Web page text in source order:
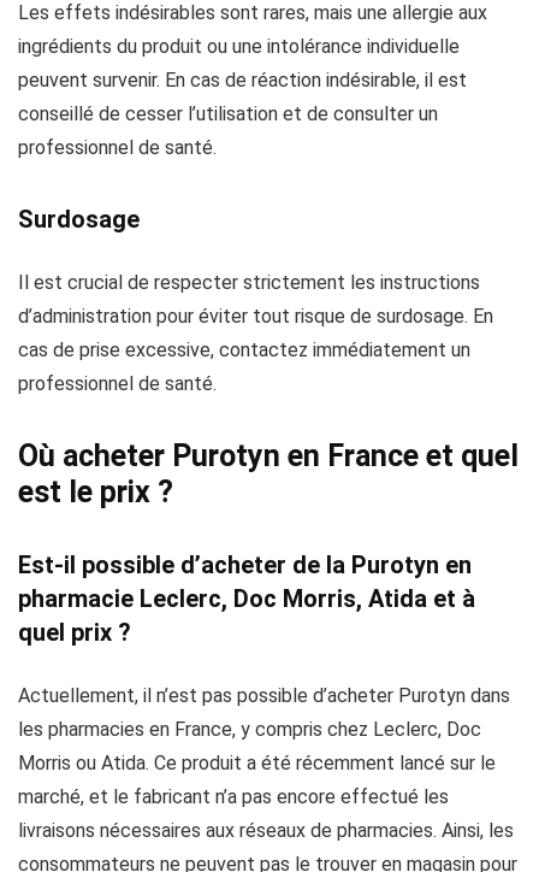
Les effets indésirables sont rares, mais une allergie aux
ingrédients du produit ou une intolérance individuelle
peuvent survenir. En cas de réaction indésirable, il est
conseillé de cesser l’utilisation et de consulter un
professionnel de santé.
Surdosage
Il est crucial de respecter strictement les instructions
d’administration pour éviter tout risque de surdosage. En
cas de prise excessive, contactez immédiatement un
professionnel de santé.
Où acheter Purotyn en France et quel
est le prix ?
Est-il possible d’acheter de la Purotyn en
pharmacie Leclerc, Doc Morris, Atida et à
quel prix ?
Actuellement, il n’est pas possible d’acheter Purotyn dans
les pharmacies en France, y compris chez Leclerc, Doc
Morris ou Atida. Ce produit a été récemment lancé sur le
marché, et le fabricant n’a pas encore effectué les
livraisons nécessaires aux réseaux de pharmacies. Ainsi, les
consommateurs ne peuvent pas le trouver en magasin pour